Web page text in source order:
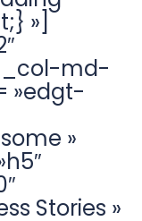
»]
md-
»edgt-
»
Stories »